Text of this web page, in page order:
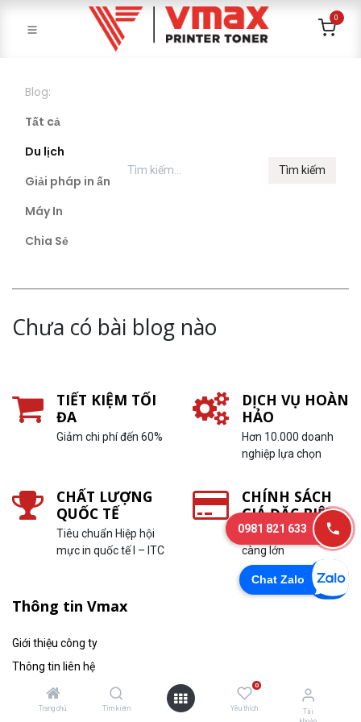
Trang chủ Tìm kiếm
0
Yêu thích
Tài
0
Blog:
Tất cả
Du lịch
Giải pháp in ấn
Máy In
Chia Sẻ
Tìm kiếm
Chưa có bài blog nào
TIẾT KIỆM TỐI
ĐA
Giảm chi phí đến 60%
DỊCH VỤ HOÀN
HẢO
Hơn 10.000 doanh
nghiệp lựa chọn
CHẤT LƯỢNG
QUỐC TẾ
Tiêu chuẩn Hiệp hội
mực in quốc tế I – ITC
CHÍNH SÁCH
GIÁ ĐẶC BIỆT
In càng nhiều, ưu đãi
càng lớn
Thông tin Vmax
Giới thiệu công ty
Thông tin liên hệ
Thông tin tuyển dụng
Tin tức
Chat Zalo
0981 821 633